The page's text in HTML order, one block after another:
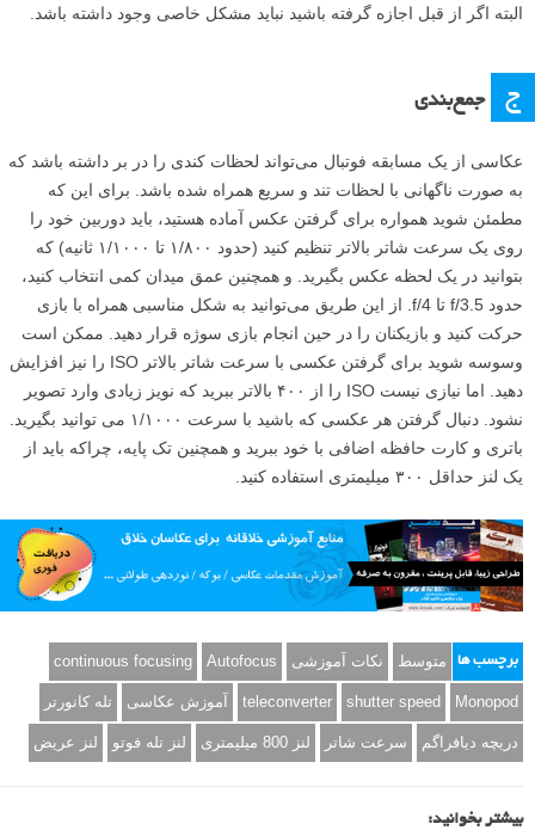
البته اگر از قبل اجازه گرفته باشید نباید مشکل خاصی وجود داشته باشد.
ج جمع‌بندی
عکاسی از یک مسابقه فوتبال می‌تواند لحظات کندی را در بر داشته باشد که
به صورت ناگهانی با لحظات تند و سریع همراه شده باشد. برای این که
مطمئن شوید همواره برای گرفتن عکس آماده هستید، باید دوربین خود را
روی یک سرعت شاتر بالاتر تنظیم کنید (حدود ۱/۸۰۰ تا ۱/۱۰۰۰ ثانیه) که
بتوانید در یک لحظه عکس بگیرید. و همچنین عمق میدان کمی انتخاب کنید،
حدود f/3.5 تا f/4. از این طریق می‌توانید به شکل مناسبی همراه با بازی
حرکت کنید و بازیکنان را در حین انجام بازی سوژه قرار دهید. ممکن است
وسوسه شوید برای گرفتن عکسی با سرعت شاتر بالاتر ISO را نیز افزایش
دهید. اما نیازی نیست ISO را از ۴۰۰ بالاتر ببرید که نویز زیادی وارد تصویر
نشود. دنبال گرفتن هر عکسی که باشید با سرعت ۱/۱۰۰۰ می توانید بگیرید.
باتری و کارت حافظه اضافی با خود ببرید و همچنین تک پایه، چراکه باید از
یک لنز حداقل ۳۰۰ میلیمتری استفاده کنید.
برچسب ها متوسط نکات آموزشی Autofocus
continuous focusing
Monopod
shutter speed
teleconverter آموزش عکاسی تله کانورتر
دریچه دیافراگم سرعت شاتر لنز 800 میلیمتری لنز تله فوتو لنز عریض
بیشتر بخوانید: